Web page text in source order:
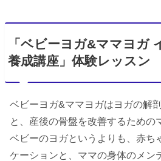
「ベビーヨガ&ママヨガ
養成講座」体験レッスン
ベビーヨガ&ママヨガはヨガの解
と、産後の骨盤を改善するための
ベビーのヨガというよりも、赤ち
ケーションと、ママの身体のメン